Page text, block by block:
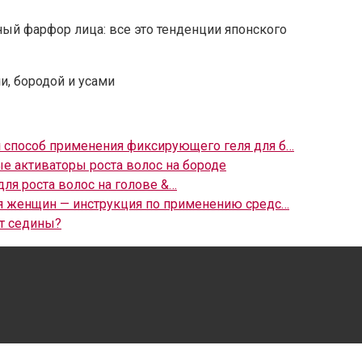
фарфор лица: все это тенденции японского
бородой и усами
способ применения фиксирующего геля для б…
активаторы роста волос на бороде
роста волос на голове &…
женщин — инструкция по применению средс…
седины?